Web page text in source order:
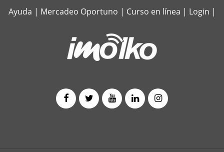
Ayuda | Mercadeo Oportuno | Curso en línea | Login |